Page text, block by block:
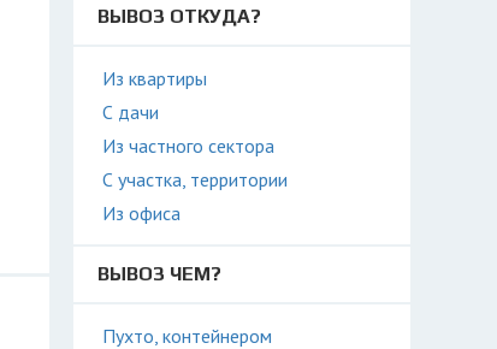
ВЫВОЗ ОТКУДА?
Из квартиры
С дачи
Из частного сектора
С участка, территории
Из офиса
ВЫВОЗ ЧЕМ?
Пухто, контейнером